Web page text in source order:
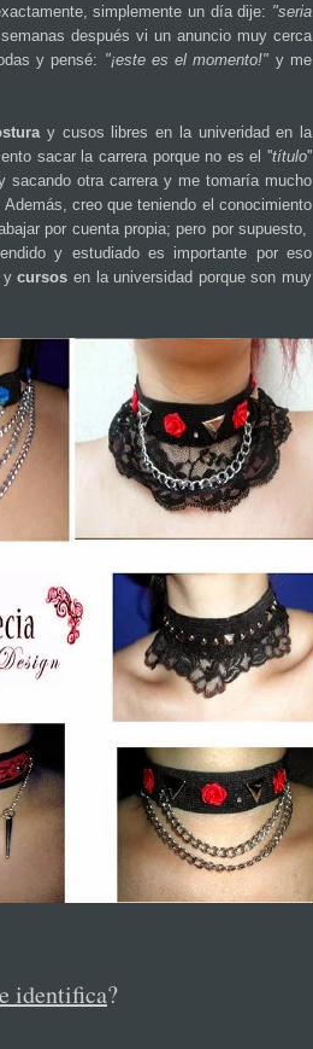
simplemente un día dije: "seria
después vi un anuncio muy cerca
y pensé: "¡este es el momento!" y me
y cusos libres en la univeridad en la
sacar la carrera porque no es el ''título''
sacando otra carrera y me tomaría mucho
creo que teniendo el conocimiento
por cuenta propia; pero por supuesto,
y estudiado es importante por eso
ycursos en la universidad porque son muy
identifica?